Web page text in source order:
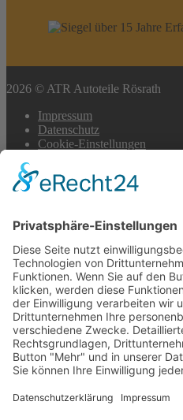
2026 © ATR Autoteile Rösrath
Impressum
Datenschutz
Cookie-Einstellungen
Scroll